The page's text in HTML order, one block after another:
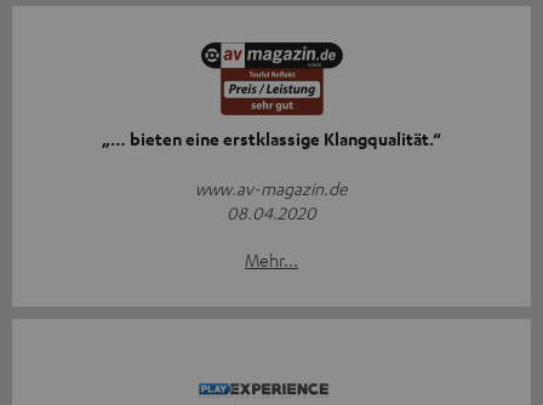
„… bieten eine erstklassige Klangqualität.“
www.av-magazin.de
08.04.2020
Mehr...